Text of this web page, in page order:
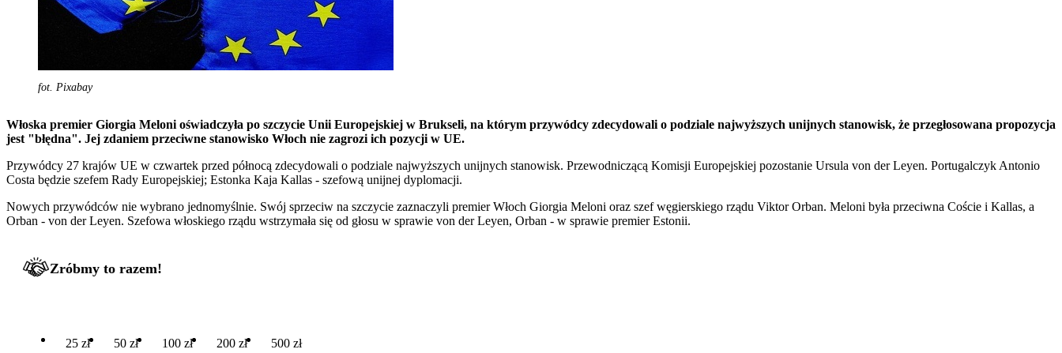
fot. Pixabay
Włoska premier Giorgia Meloni oświadczyła po szczycie Unii Europejskiej w Brukseli, na którym przywódcy zdecydowali o podziale najwyższych unijnych stanowisk, że przegłosowana propozycja
jest "błędna". Jej zdaniem przeciwne stanowisko Włoch nie zagrozi ich pozycji w UE.
Przywódcy 27 krajów UE w czwartek przed północą zdecydowali o podziale najwyższych unijnych stanowisk. Przewodniczącą Komisji Europejskiej pozostanie Ursula von der Leyen. Portugalczyk Antonio
Costa będzie szefem Rady Europejskiej; Estonka Kaja Kallas - szefową unijnej dyplomacji.
Nowych przywódców nie wybrano jednomyślnie. Swój sprzeciw na szczycie zaznaczyli premier Włoch Giorgia Meloni oraz szef węgierskiego rządu Viktor Orban. Meloni była przeciwna Coście i Kallas, a
Orban - von der Leyen. Szefowa włoskiego rządu wstrzymała się od głosu w sprawie von der Leyen, Orban - w sprawie premier Estonii.
Zróbmy to razem!
25 zł 50 zł 100 zł 200 zł 500 zł